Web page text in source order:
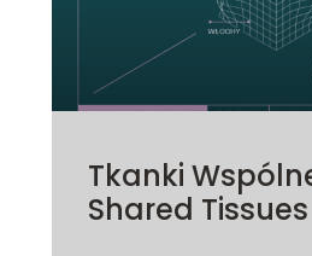
Tkanki
Shared Tissues